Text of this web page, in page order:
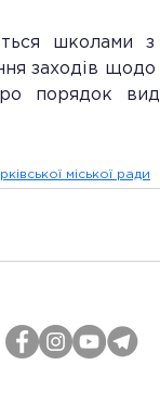
школами з
заходів
порядок
міської ради